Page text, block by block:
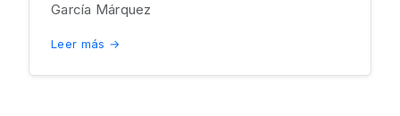
García Márquez
Leer más →